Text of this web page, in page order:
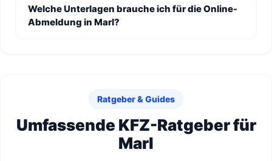
Welche Unterlagen brauche ich für die Online-
Abmeldung in Marl?
Ratgeber & Guides
Umfassende KFZ-Ratgeber für
Marl